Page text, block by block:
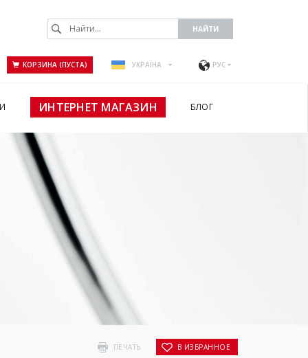
КОРЗИНА (ПУСТА) УКРАЇНА РУС
ИНТЕРНЕТ МАГАЗИН БЛОГ
ПЕЧАТЬ В ИЗБРАННОЕ